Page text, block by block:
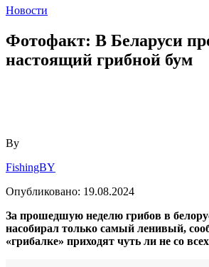
Новости
Фотофакт: В Беларуси
настоящий грибной бум
By
FishingBY
Опубликовано: 19.08.2024
За прошедшую неделю грибов в
насобирал только самый ленивый,
«грибалке» приходят чуть ли не со